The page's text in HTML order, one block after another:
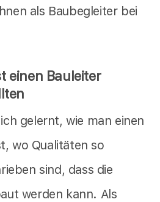
als Baubegleiter bei
einen Bauleiter
gelernt, wie man einen
wo Qualitäten so
sind, dass die
werden kann. Als